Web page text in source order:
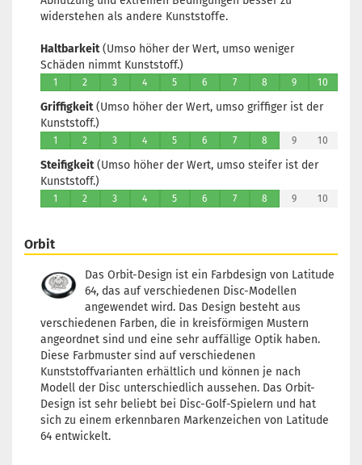
widerstehen als andere Kunststoffe.
Haltbarkeit(Umso höher der Wert, umso weniger
Schäden nimmt Kunststoff.)
1 2 3 4 5 6 7 8 9 10
Griffigkeit(Umso höher der Wert, umso griffiger ist der
Kunststoff.)
1 2 3 4 5 6 7 8 9 10
Steifigkeit(Umso höher der Wert, umso steifer ist der
Kunststoff.)
1 2 3 4 5 6 7 8 9 10
Orbit
Das Orbit-Design ist ein Farbdesign von Latitude
64, das auf verschiedenen Disc-Modellen
angewendet wird. Das Design besteht aus
verschiedenen Farben, die in kreisförmigen Mustern
angeordnet sind und eine sehr auffällige Optik haben.
Diese Farbmuster sind auf verschiedenen
Kunststoffvarianten erhältlich und können je nach
Modell der Disc unterschiedlich aussehen. Das Orbit-
Design ist sehr beliebt bei Disc-Golf-Spielern und hat
sich zu einem erkennbaren Markenzeichen von Latitude
64 entwickelt.